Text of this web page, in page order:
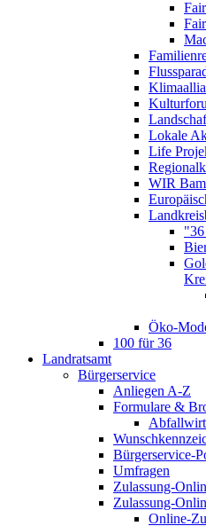
Lokale
Life
WIR
Öko-
100 für 36
Landratsamt
Bürgerservice
Anliegen A-Z
Formulare &
Bürgerservice-
Umfragen
Zulassung-
Zulassung-
Online-